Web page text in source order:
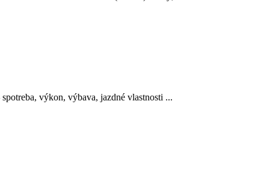
výkon, výbava, jazdné vlastnosti ...